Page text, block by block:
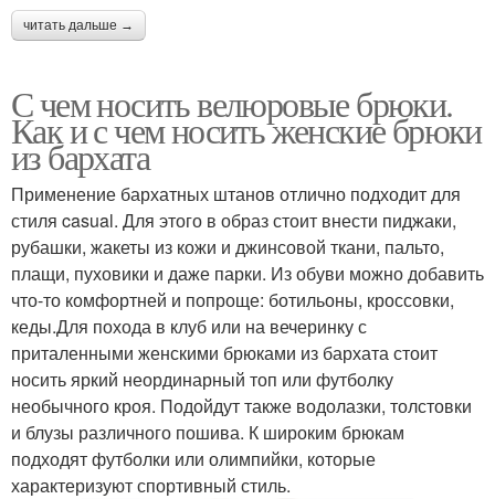
читать дальше →
С чем носить велюровые брюки.
Как и с чем носить женские брюки
из бархата
Применение бархатных штанов отлично подходит для
стиля casual. Для этого в образ стоит внести пиджаки,
рубашки, жакеты из кожи и джинсовой ткани, пальто,
плащи, пуховики и даже парки. Из обуви можно добавить
что-то комфортней и попроще: ботильоны, кроссовки,
кеды.Для похода в клуб или на вечеринку с
приталенными женскими брюками из бархата стоит
носить яркий неординарный топ или футболку
необычного кроя. Подойдут также водолазки, толстовки
и блузы различного пошива. К широким брюкам
подходят футболки или олимпийки, которые
характеризуют спортивный стиль.